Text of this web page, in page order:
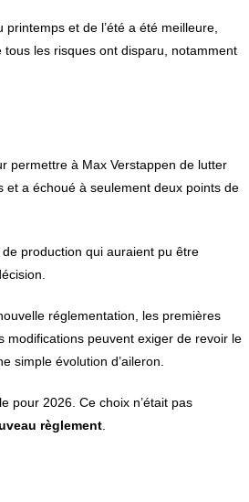
et de l’été a été meilleure,
les risques ont disparu, notamment
permettre à Max Verstappen de lutter
et a échoué à seulement deux points de
production qui auraient pu être
réglementation, les premières
modifications peuvent exiger de revoir le
simple évolution d’aileron.
pour 2026. Ce choix n’était pas
règlement